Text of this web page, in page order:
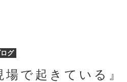
グ
場で起きている』